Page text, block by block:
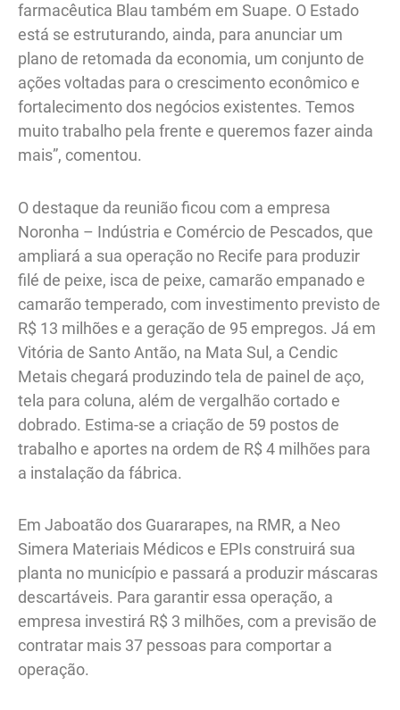
farmacêutica Blau também em Suape. O Estado
está se estruturando, ainda, para anunciar um
plano de retomada da economia, um conjunto de
ações voltadas para o crescimento econômico e
fortalecimento dos negócios existentes. Temos
muito trabalho pela frente e queremos fazer ainda
mais”, comentou.
O destaque da reunião ficou com a empresa
Noronha – Indústria e Comércio de Pescados, que
ampliará a sua operação no Recife para produzir
filé de peixe, isca de peixe, camarão empanado e
camarão temperado, com investimento previsto de
R$ 13 milhões e a geração de 95 empregos. Já em
Vitória de Santo Antão, na Mata Sul, a Cendic
Metais chegará produzindo tela de painel de aço,
tela para coluna, além de vergalhão cortado e
dobrado. Estima-se a criação de 59 postos de
trabalho e aportes na ordem de R$ 4 milhões para
a instalação da fábrica.
Em Jaboatão dos Guararapes, na RMR, a Neo
Simera Materiais Médicos e EPIs construirá sua
planta no município e passará a produzir máscaras
descartáveis. Para garantir essa operação, a
empresa investirá R$ 3 milhões, com a previsão de
contratar mais 37 pessoas para comportar a
operação.